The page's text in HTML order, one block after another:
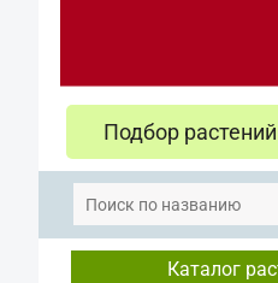
Подбор
Каталог